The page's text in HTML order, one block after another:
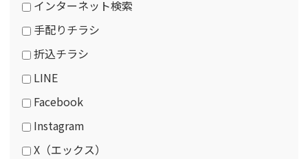
インターネット検索
手配りチラシ
折込チラシ
LINE
Facebook
Instagram
X（エックス）